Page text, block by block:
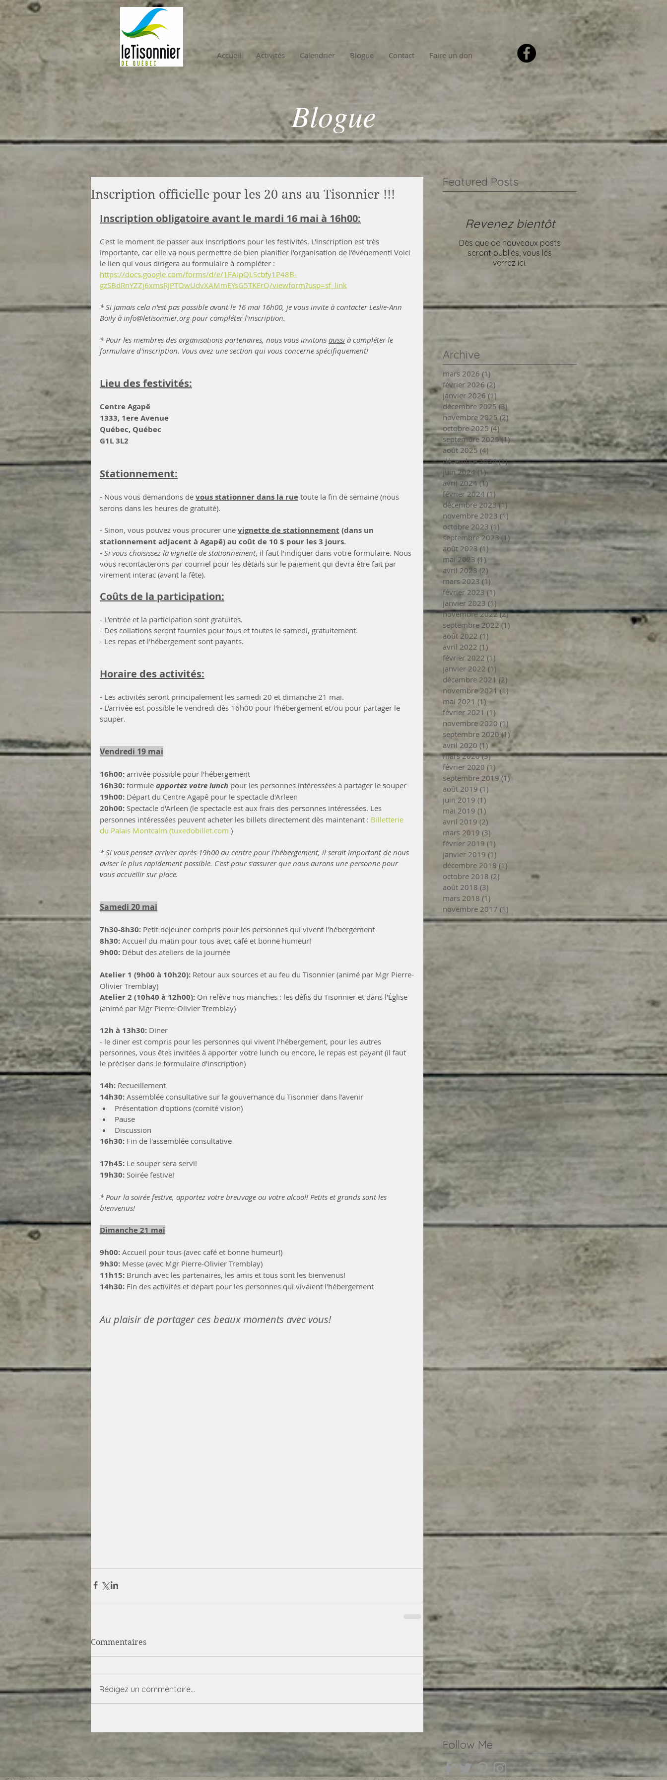
Accueil Activités Calendrier Blogue Contact Faire un don
Blogue
Inscription officielle pour les 20 ans au Tisonnier !!!
Inscription obligatoire avant le mardi 16 mai à 16h00:
C'est le moment de passer aux inscriptions pour les festivités. L'inscription est très
importante, car elle va nous permettre de bien planifier l'organisation de l'événement! Voici
le lien qui vous dirigera au formulaire à compléter :
https://docs.google.com/forms/d/e/1FAIpQLScbfy1P48B-
gzSBdRnYZZj6xmsRJPTOwUdvXAMmEYsG5TKErQ/viewform?usp=sf_link
* Si jamais cela n'est pas possible avant le 16 mai 16h00, je vous invite à contacter Leslie-Ann
Boily à info@letisonnier.org pour compléter l'inscription.
* Pour les membres des organisations partenaires, nous vous invitons aussi à compléter le
formulaire d'inscription. Vous avez une section qui vous concerne spécifiquement!
Lieu des festivités:
Centre Agapê
1333, 1ere Avenue
Québec, Québec
G1L 3L2
Stationnement:
- Nous vous demandons de vous stationner dans la rue toute la fin de semaine (nous
serons dans les heures de gratuité).
- Sinon, vous pouvez vous procurer une vignette de stationnement (dans un
stationnement adjacent à Agapê) au coût de 10 $ pour les 3 jours.
- Si vous choisissez la vignette de stationnement, il faut l'indiquer dans votre formulaire. Nous
vous recontacterons par courriel pour les détails sur le paiement qui devra être fait par
virement interac (avant la fête).
Coûts de la participation:
- L'entrée et la participation sont gratuites.
- Des collations seront fournies pour tous et toutes le samedi, gratuitement.
- Les repas et l'hébergement sont payants.
Horaire des activités:
- Les activités seront principalement les samedi 20 et dimanche 21 mai.
- L'arrivée est possible le vendredi dès 16h00 pour l'hébergement et/ou pour partager le
souper.
Vendredi 19 mai
16h00: arrivée possible pour l'hébergement
16h30: formule apportez votre lunch pour les personnes intéressées à partager le souper
19h00: Départ du Centre Agapê pour le spectacle d'Arleen
20h00: Spectacle d'Arleen (le spectacle est aux frais des personnes intéressées. Les
personnes intéressées peuvent acheter les billets directement dès maintenant : Billetterie
du Palais Montcalm (tuxedobillet.com )
* Si vous pensez arriver après 19h00 au centre pour l'hébergement, il serait important de nous
aviser le plus rapidement possible. C'est pour s'assurer que nous aurons une personne pour
vous accueilir sur place.
Samedi 20 mai
7h30-8h30: Petit déjeuner compris pour les personnes qui vivent l'hébergement
8h30: Accueil du matin pour tous avec café et bonne humeur!
9h00: Début des ateliers de la journée
Atelier 1 (9h00 à 10h20): Retour aux sources et au feu du Tisonnier (animé par Mgr Pierre-
Olivier Tremblay)
Atelier 2 (10h40 à 12h00): On relève nos manches : les défis du Tisonnier et dans l'Église
(animé par Mgr Pierre-Olivier Tremblay)
12h à 13h30: Diner
- le diner est compris pour les personnes qui vivent l'hébergement, pour les autres
personnes, vous êtes invitées à apporter votre lunch ou encore, le repas est payant (il faut
le préciser dans le formulaire d'inscription)
14h: Recueillement
14h30: Assemblée consultative sur la gouvernance du Tisonnier dans l'avenir
Présentation d'options (comité vision)
Pause
Discussion
16h30: Fin de l'assemblée consultative
17h45: Le souper sera servi!
19h30: Soirée festive!
* Pour la soirée festive, apportez votre breuvage ou votre alcool! Petits et grands sont les
bienvenus!
Dimanche 21 mai
9h00: Accueil pour tous (avec café et bonne humeur!)
9h30: Messe (avec Mgr Pierre-Olivier Tremblay)
11h15: Brunch avec les partenaires, les amis et tous sont les bienvenus!
14h30: Fin des activités et départ pour les personnes qui vivaient l'hébergement
Au plaisir de partager ces beaux moments avec vous!
Commentaires
Rédigez un commentaire...
Featured Posts
Revenez bientôt
Dès que de nouveaux posts
seront publiés, vous les
verrez ici.
Archive
mars 2026 (1) 1 post
février 2026 (2)
janvier 2026 (1)
décembre 2025 (3)3 posts
novembre 2025 (2) 2 posts
octobre 2025 (4) 4 posts
septembre 2025 (1)1 post
août 2025 (4)
décembre 2024 (1)1 post
juin 2024 (1)1 post
avril 2024 (1) 1 post
février 2024 (1)
décembre 2023 (1)1 post
novembre 2023 (1)
octobre 2023 (1)
septembre 2023 (1)1 post
août 2023 (1) 1 post
mai 2023 (1) 1 post
avril 2023 (2)
mars 2023 (1)
février 2023 (1)
janvier 2023 (1) 1 post
novembre 2022 (2)2 posts
septembre 2022 (1)
août 2022 (1)
avril 2022 (1)
février 2022 (1)
janvier 2022 (1)
décembre 2021 (2) 2 posts
novembre 2021 (1)
mai 2021 (1) 1 post
février 2021 (1)
novembre 2020 (1) 1 post
septembre 2020 (1)
avril 2020 (1)1 post
mars 2020 (3)3 posts
février 2020 (1) 1 post
septembre 2019 (1)1 post
août 2019 (1)
juin 2019 (1)
mai 2019 (1)
avril 2019 (2)
mars 2019 (3)
février 2019 (1)
janvier 2019 (1)
décembre 2018 (1)
octobre 2018 (2)
août 2018 (3)
mars 2018 (1)
novembre 2017 (1)
Follow Me